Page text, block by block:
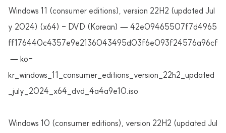
Windows 11 (consumer editions), version 22H2 (updated Jul
y 2024) (x64) - DVD (Korean) — 42e09465507f7d4965
ff176440c4357e9e2136043495d03f6e093f24576a96cf
— ko-
kr_windows_11_consumer_editions_version_22h2_updated
_july_2024_x64_dvd_4a4a9e10.iso
Windows 10 (consumer editions), version 22H2 (updated Jul